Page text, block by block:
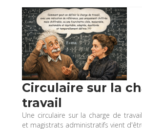
Circulaire sur la
travail
Une circulaire sur la charge de
et magistrats administratifs vient